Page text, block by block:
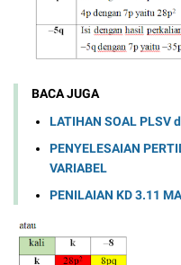
BACA JUGA
LATIHAN SOAL PLSV
PENYELESAIAN
VARIABEL
PENILAIAN KD 3.11